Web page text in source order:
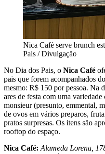
Nica Café serve brunch
Pais / Divulgação
No Dia dos Pais, o Nica Café
pais que forem acompanhados
mesmo: R$ 150 por pessoa. Na
ares de festa com uma
monsieur (presunto, emmental,
de ovos em vários preparos,
pratos surpresas. Os itens são
rooftop do espaço.
Nica Café: Alameda Lorena,